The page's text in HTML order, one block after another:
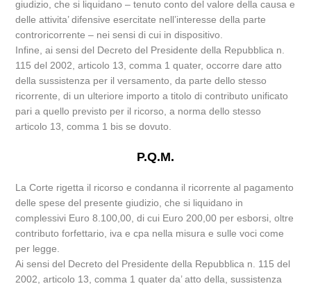
giudizio, che si liquidano – tenuto conto del valore della causa e
delle attivita’ difensive esercitate nell’interesse della parte
controricorrente – nei sensi di cui in dispositivo.
Infine, ai sensi del Decreto del Presidente della Repubblica n.
115 del 2002, articolo 13, comma 1 quater, occorre dare atto
della sussistenza per il versamento, da parte dello stesso
ricorrente, di un ulteriore importo a titolo di contributo unificato
pari a quello previsto per il ricorso, a norma dello stesso
articolo 13, comma 1 bis se dovuto.
P.Q.M.
La Corte rigetta il ricorso e condanna il ricorrente al pagamento
delle spese del presente giudizio, che si liquidano in
complessivi Euro 8.100,00, di cui Euro 200,00 per esborsi, oltre
contributo forfettario, iva e cpa nella misura e sulle voci come
per legge.
Ai sensi del Decreto del Presidente della Repubblica n. 115 del
2002, articolo 13, comma 1 quater da’ atto della, sussistenza